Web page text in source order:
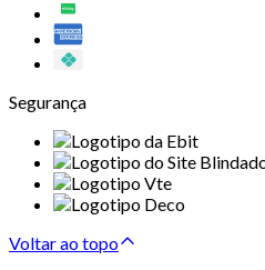
Segurança
Voltar ao topo